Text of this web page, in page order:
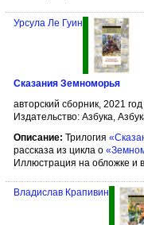
Урсула Ле Гуин
Сказания Земноморья
авторский сборник, 2021 год
Издательство: Азбука,
Описание: Трилогия
рассказа из цикла о
Иллюстрация на обложке и
Владислав Крапивин